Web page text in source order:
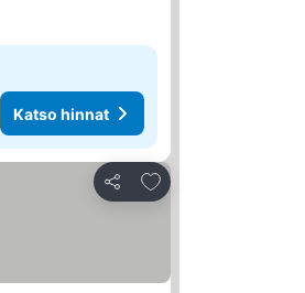
Katso hinnat
Jaa
Lisää suosikkeihin